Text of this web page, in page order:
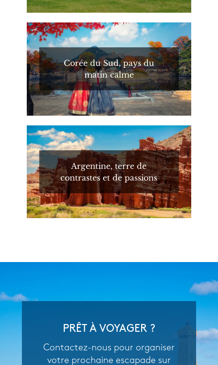
Corée du Sud, pays du
matin calme
Argentine, terre de
contrastes et de passions
PRÊT À VOYAGER ?
Contactez-nous pour organiser
votre prochaine escapade sur